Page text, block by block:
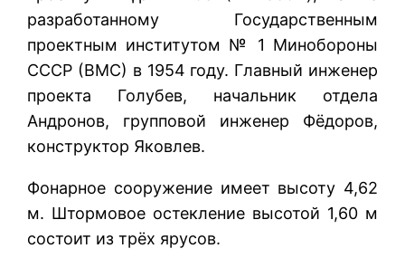
разработанному Государственным
проектным институтом № 1 Минобороны
СССР (ВМС) в 1954 году. Главный инженер
проекта Голубев, начальник отдела
Андронов, групповой инженер Фёдоров,
конструктор Яковлев.
Фонарное сооружение имеет высоту 4,62
м. Штормовое остекление высотой 1,60 м
состоит из трёх ярусов.